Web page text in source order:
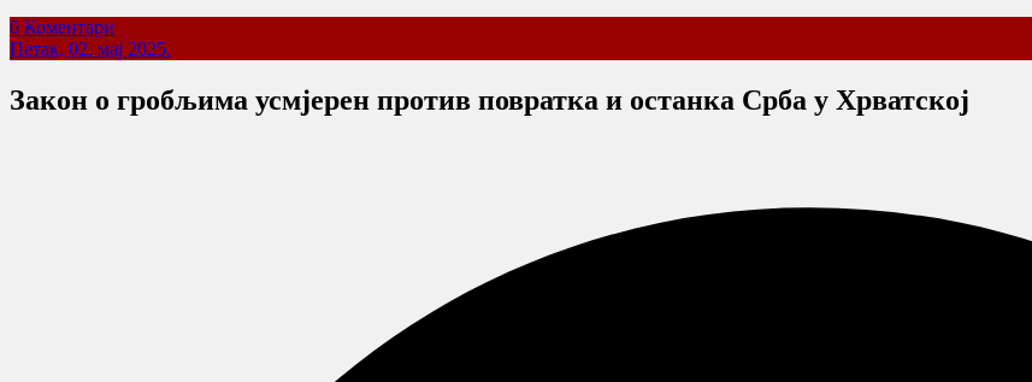
0 Коментари
Петак, 02. мај 2025.
Закон о гробљима усмјерен против повратка и останка Срба у Хрватској